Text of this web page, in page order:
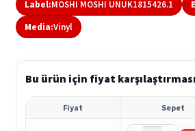
Label:MOSHI MOSHI UNUK1815426.1
Media:Vinyl
Bu ürün için fiyat karşılaştırması
Fiyat Sepet